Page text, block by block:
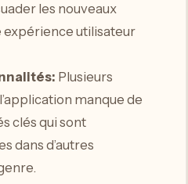
les nouveaux
expérience utilisateur
Plusieurs
manque de
clés qui sont
dans d’autres